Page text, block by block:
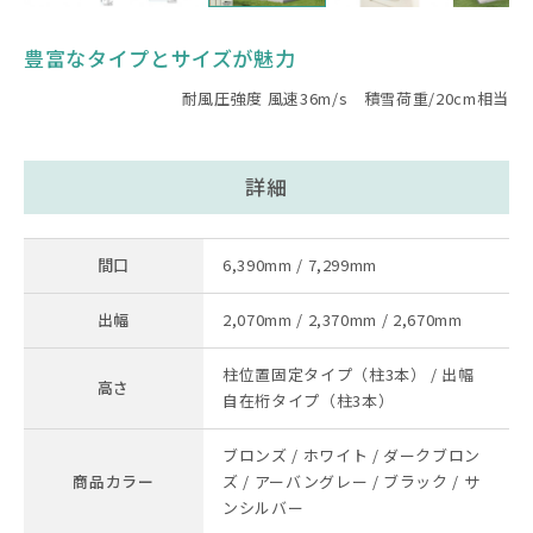
豊富なタイプとサイズが魅力
耐風圧強度 風速36m/s 積雪荷重/20cm相当
詳細
間口 6,390mm / 7,299mm
出幅 2,070mm / 2,370mm / 2,670mm
高さ
柱位置固定タイプ（柱3本） / 出幅
自在桁タイプ（柱3本）
商品カラー
ブロンズ / ホワイト / ダークブロン
ズ / アーバングレー / ブラック / サ
ンシルバー